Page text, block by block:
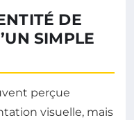
DE
SIMPLE
perçue
visuelle, mais